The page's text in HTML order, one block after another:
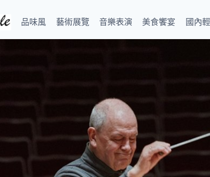
品味風 藝術展覽 音樂表演 美食饗宴 國內